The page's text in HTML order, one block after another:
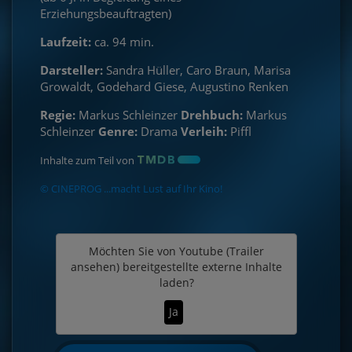
Erziehungsbeauftragten)
Laufzeit: ca. 94 min.
Darsteller: Sandra Hüller, Caro Braun, Marisa
Growaldt, Godehard Giese, Augustino Renken
Regie: Markus Schleinzer Drehbuch: Markus
Schleinzer Genre: Drama Verleih: Piffl
Inhalte zum Teil von
© CINEPROG ...macht Lust auf Ihr Kino!
Möchten Sie von Youtube (Trailer
ansehen) bereitgestellte externe Inhalte
laden?
Ja